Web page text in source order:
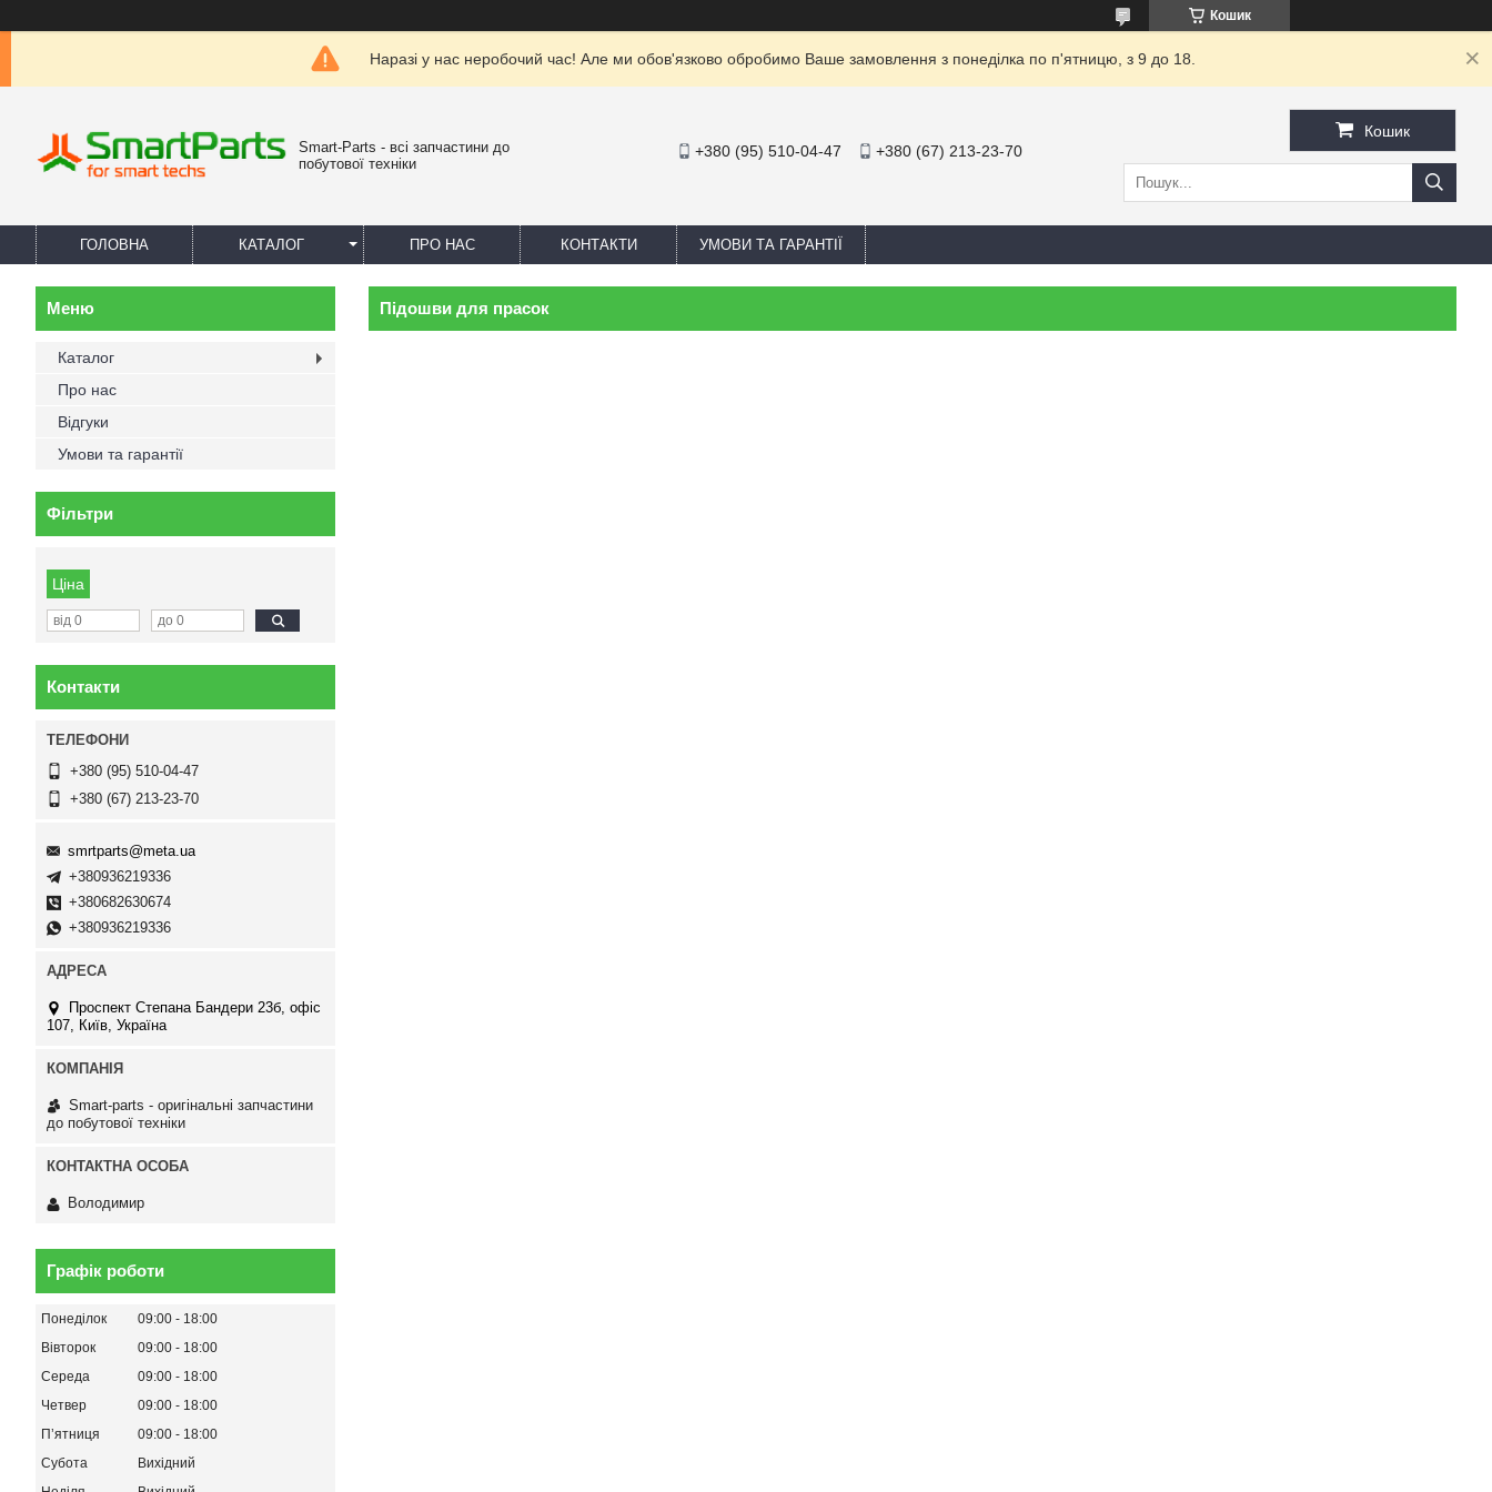
Кошик
Наразі у нас неробочий час! Але ми обов'язково обробимо Ваше замовлення з понеділка по п'ятницю, з 9 до 18.
Smart-Parts - всі запчастини до
побутової техніки
+380 (95) 510-04-47 +380 (67) 213-23-70
Кошик
ГОЛОВНА КАТАЛОГ ПРО НАС КОНТАКТИ УМОВИ ТА ГАРАНТІЇ
Підошви для прасок
Каталог
Про нас
Відгуки
Умови та гарантії
Фільтри
Ціна
Контакти
+380 (95) 510-04-47
+380 (67) 213-23-70
smrtparts@meta.ua
+380936219336
+380682630674
+380936219336
Проспект Степана Бандери 23б, офіс
107, Київ, Україна
Smart-parts - оригінальні запчастини
до побутової техніки
Володимир
Графік роботи
Понеділок 09:00
18:00
Вівторок
09:00
18:00
Середа
09:00
18:00
Четвер
09:00
18:00
Пʼятниця
09:00
18:00
Субота
Вихідний